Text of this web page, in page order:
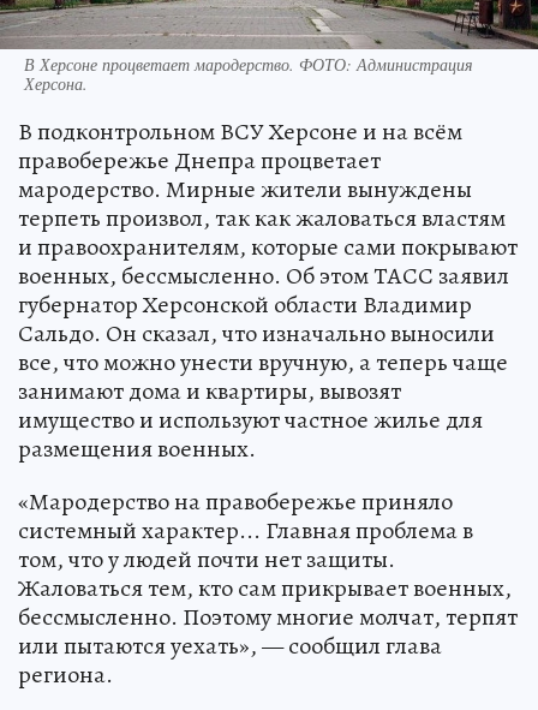
В Херсоне процветает мародерство. ФОТО: Администрация
Херсона.
В подконтрольном ВСУ Херсоне и на всём
правобережье Днепра процветает
мародерство. Мирные жители вынуждены
терпеть произвол, так как жаловаться властям
и правоохранителям, которые сами покрывают
военных, бессмысленно. Об этом ТАСС заявил
губернатор Херсонской области Владимир
Сальдо. Он сказал, что изначально выносили
все, что можно унести вручную, а теперь чаще
занимают дома и квартиры, вывозят
имущество и используют частное жилье для
размещения военных.
«Мародерство на правобережье приняло
системный характер... Главная проблема в
том, что у людей почти нет защиты.
Жаловаться тем, кто сам прикрывает военных,
бессмысленно. Поэтому многие молчат, терпят
или пытаются уехать», — сообщил глава
региона.